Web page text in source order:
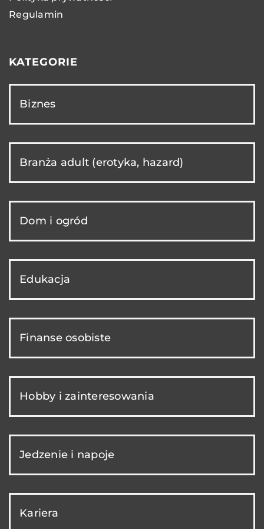
Regulamin
KATEGORIE
Biznes
Branża adult (erotyka, hazard)
Dom i ogród
Edukacja
Finanse osobiste
Hobby i zainteresowania
Jedzenie i napoje
Kariera